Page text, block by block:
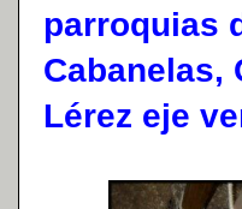
parroquias
Cabanelas,
Lérez eje